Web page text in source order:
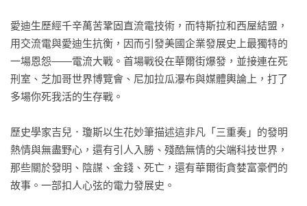
愛迪生歷經千辛萬苦鞏固直流電技術，而特斯拉和西屋結盟，
用交流電與愛迪生抗衡，因而引發美國企業發展史上最獨特的
一場恩怨——電流大戰。首場戰役在華爾街爆發，並接連在死
刑室、芝加哥世界博覽會、尼加拉瓜瀑布與媒體輿論上，打了
多場你死我活的生存戰。
歷史學家吉兒．瓊斯以生花妙筆描述這非凡「三重奏」的發明
熱情與無盡野心，還有引人入勝、殘酷無情的尖端科技世界，
那些關於發明、陰謀、金錢、死亡，還有華爾街貪婪富豪們的
故事。一部扣人心弦的電力發展史。